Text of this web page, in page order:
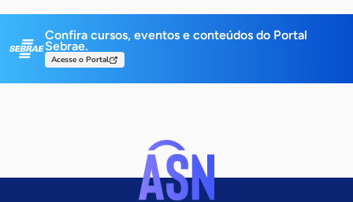
Confira cursos, eventos e conteúdos do Portal
Sebrae.
Acesse o Portal